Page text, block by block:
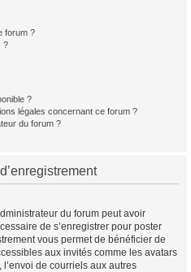
forum ?
?
?
légales concernant ce forum ?
du forum ?
du forum peut avoir
de s’enregistrer pour poster
vous permet de bénéficier de
aux invités comme les avatars
de courriels aux autres